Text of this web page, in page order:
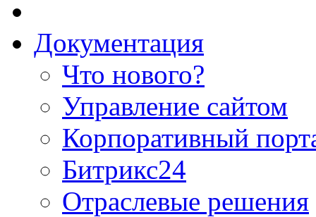
Документация
Что нового?
Управление сайтом
Корпоративный
Битрикс24
Отраслевые решения